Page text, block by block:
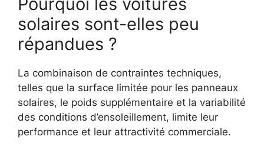
solaires sont-elles peu
répandues ?
La combinaison de contraintes techniques,
telles que la surface limitée pour les panneaux
solaires, le poids supplémentaire et la variabilité
des conditions d’ensoleillement, limite leur
performance et leur attractivité commerciale.